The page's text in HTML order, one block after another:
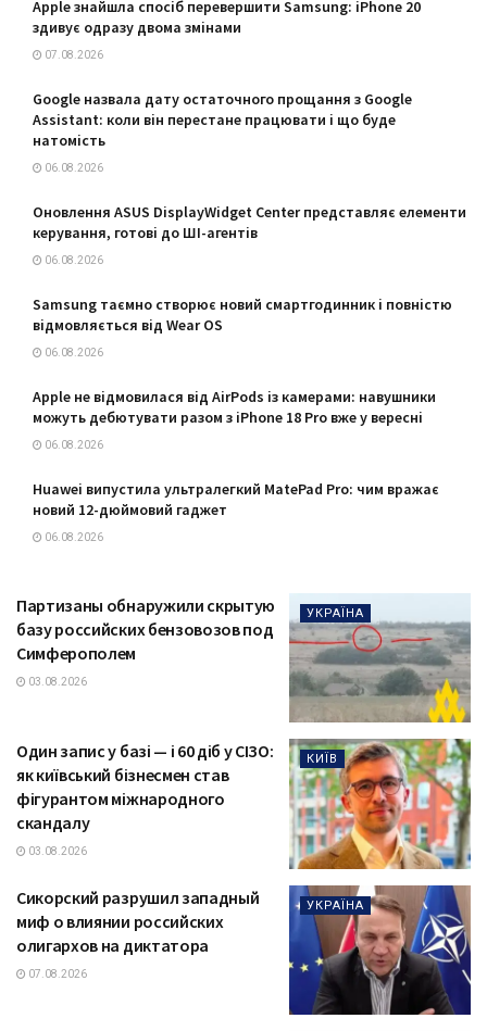
Apple знайшла спосіб перевершити Samsung: iPhone 20
здивує одразу двома змінами
07.08.2026
Google назвала дату остаточного прощання з Google
Assistant: коли він перестане працювати і що буде
натомість
06.08.2026
Оновлення ASUS DisplayWidget Center представляє елементи
керування, готові до ШІ-агентів
06.08.2026
Samsung таємно створює новий смартгодинник і повністю
відмовляється від Wear OS
06.08.2026
Apple не відмовилася від AirPods із камерами: навушники
можуть дебютувати разом з iPhone 18 Pro вже у вересні
06.08.2026
Huawei випустила ультралегкий MatePad Pro: чим вражає
новий 12-дюймовий гаджет
06.08.2026
УКРАЇНА
Партизаны обнаружили скрытую
базу российских бензовозов под
Симферополем
03.08.2026
КИЇВ
Один запис у базі — і 60 діб у СІЗО:
як київський бізнесмен став
фігурантом міжнародного
скандалу
03.08.2026
УКРАЇНА
Сикорский разрушил западный
миф о влиянии российских
олигархов на диктатора
07.08.2026